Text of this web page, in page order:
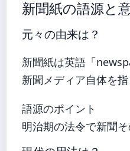
新聞紙の語源と
元々の由来は？
新聞紙は英語「
新聞メディア自体を指
語源のポイント
明治期の法令で新聞